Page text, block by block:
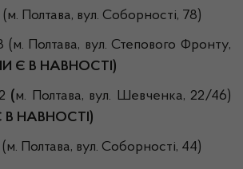
Полтава, вул. Соборності, 78)
Полтава, вул. Степового Фронту,
Є В НАВНОСТІ)
(м. Полтава, вул. Шевченка, 22/46)
В НАВНОСТІ)
Полтава, вул. Соборності, 44)